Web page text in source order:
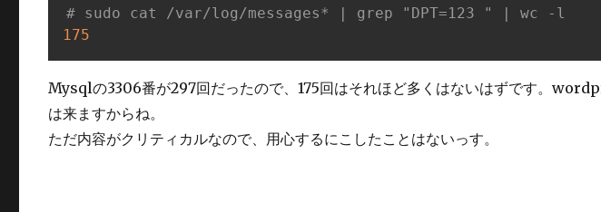
# sudo cat /var/log/messages* | grep "DPT=123 " | wc -l
175
Mysqlの3306番が297回だったので、175回はそれほど多くはないはずです。
は来ますからね。
ただ内容がクリティカルなので、用心するにこしたことはないっす。